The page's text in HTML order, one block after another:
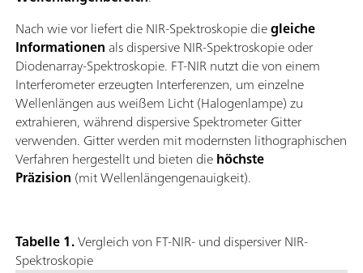
Nach wie vor liefert die NIR-Spektroskopie diegleiche
Informationen als dispersive NIR-Spektroskopie oder
Diodenarray-Spektroskopie. FT-NIR nutzt die von einem
Interferometer erzeugten Interferenzen, um einzelne
Wellenlängen aus weißem Licht (Halogenlampe) zu
extrahieren, während dispersive Spektrometer Gitter
verwenden. Gitter werden mit modernsten lithographischen
Verfahren hergestellt und bieten diehöchste
Präzision (mit Wellenlängengenauigkeit).
Tabelle 1.Vergleich von FT-NIR- und dispersiver NIR-
Spektroskopie